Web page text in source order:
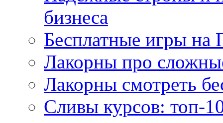
бизнеса
Бесплатные игры на
Лакорны про
Лакорны смотреть
Сливы курсов: топ-